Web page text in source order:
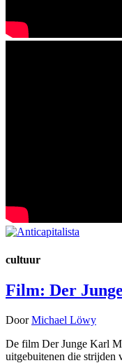
cultuur
Film: Der
DoorMichael Löwy
De film Der Junge Karl
uitgebuitenen die strijden